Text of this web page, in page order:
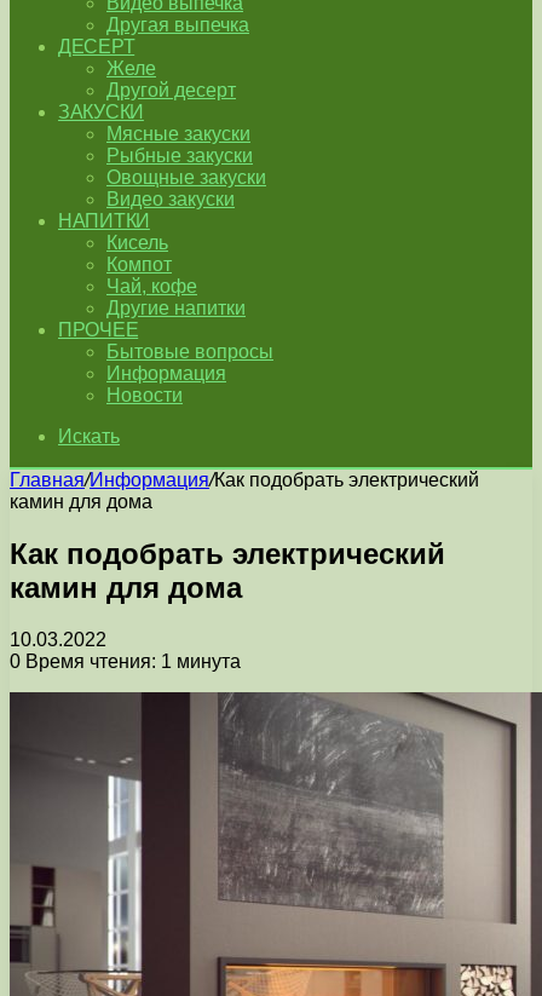
Другая выпечка
ДЕСЕРТ
Желе
Другой десерт
ЗАКУСКИ
Мясные закуски
Рыбные закуски
Овощные закуски
Видео закуски
НАПИТКИ
Кисель
Компот
Чай, кофе
Другие напитки
ПРОЧЕЕ
Бытовые вопросы
Информация
Новости
Искать
Главная/Информация/Как подобрать электрический
камин для дома
Как подобрать электрический
камин для дома
10.03.2022
0 Время чтения: 1 минута